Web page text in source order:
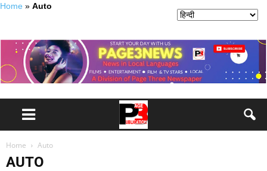
Home » Auto
Home Auto
AUTO